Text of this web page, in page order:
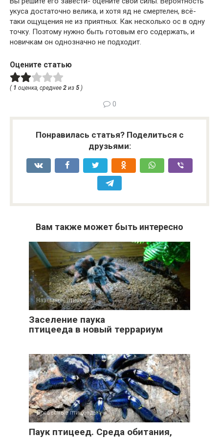
укуса достаточно велика, и хотя яд не смертелен, всё-
таки ощущения не из приятных. Как несколько ос в одну
точку. Поэтому нужно быть готовым его содержать, и
новичкам он однозначно не подходит.
Оцените статью
( 1 оценка, среднее 2 из 5 )
0
Понравилась статья? Поделиться с
друзьями:
Вам также может быть интересно
Наземные птицееды 0
Заселение паука
птицееда в новый террариум
Древесные птицееды 0
Паук птицеед. Среда обитания,